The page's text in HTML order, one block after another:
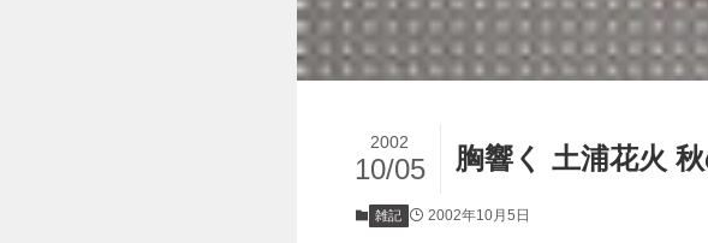
胸響く 土浦花火
2002
10/05
雑記 2002年10月5日